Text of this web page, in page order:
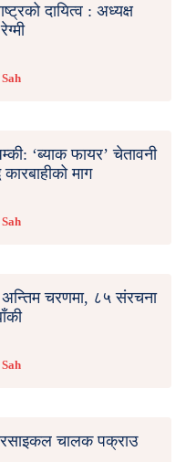
दायित्व : अध्यक्ष
‘ब्याक फायर’ चेतावनी
माग
चरणमा, ८५ संरचना
चालक पक्राउ